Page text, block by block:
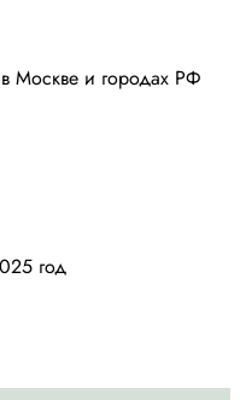
Москве и городах РФ
год